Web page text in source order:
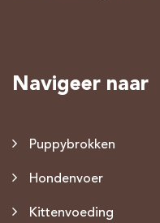
Navigeer naar
Puppybrokken
Hondenvoer
Kittenvoeding